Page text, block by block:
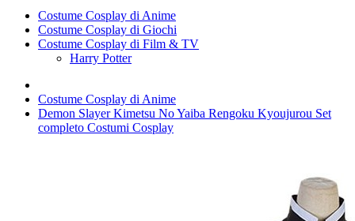
Costume Cosplay di Anime
Costume Cosplay di Giochi
Costume Cosplay di Film & TV
Harry Potter
Costume Cosplay di Anime
Demon Slayer Kimetsu No Yaiba Rengoku Kyoujurou Set
completo Costumi Cosplay